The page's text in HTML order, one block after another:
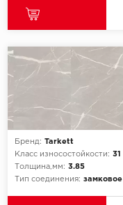
Бренд: Tarkett
Класс износостойкости: 31
Толщина,мм: 3.85
Тип соединения: замковое